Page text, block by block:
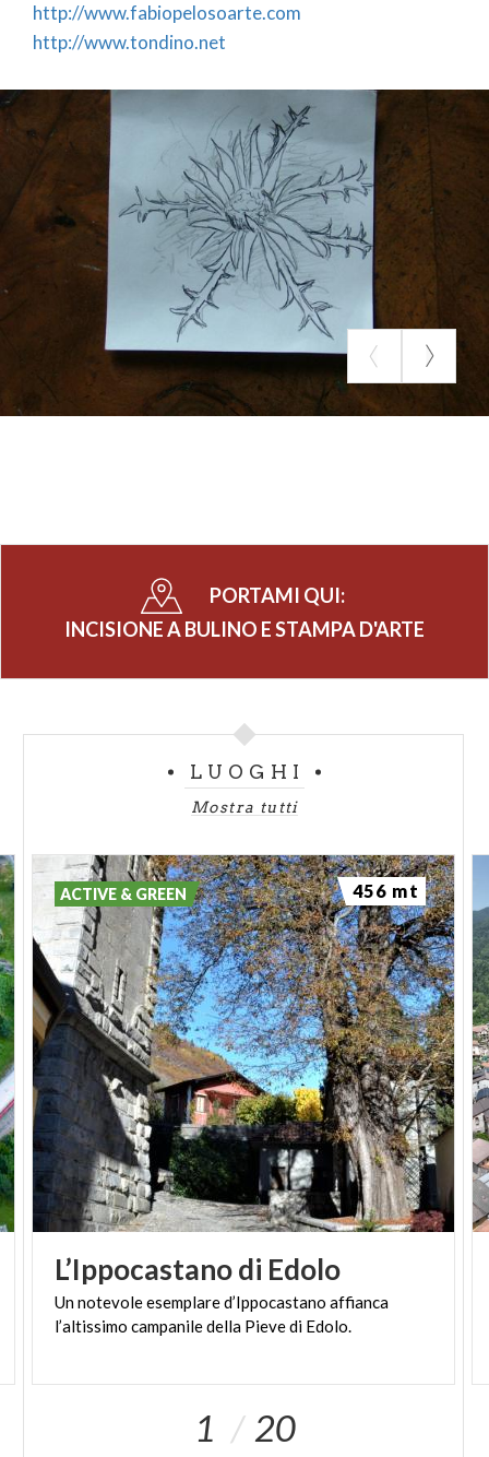
http://www.fabiopelosoarte.com
http://www.tondino.net
PORTAMI QUI:
INCISIONE A BULINO E STAMPA D'ARTE
LUOGHI
Mostra tutti
L’Ippocastanodi Edolo
Unnotevoleesemplared’Ippocastano affianca
l’altissimo campaniledella Pievedi Edolo.
ACTIVE & GREEN 456 mt
1 20